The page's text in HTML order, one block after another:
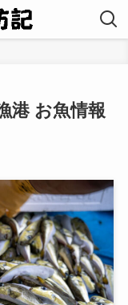
港 お魚情報